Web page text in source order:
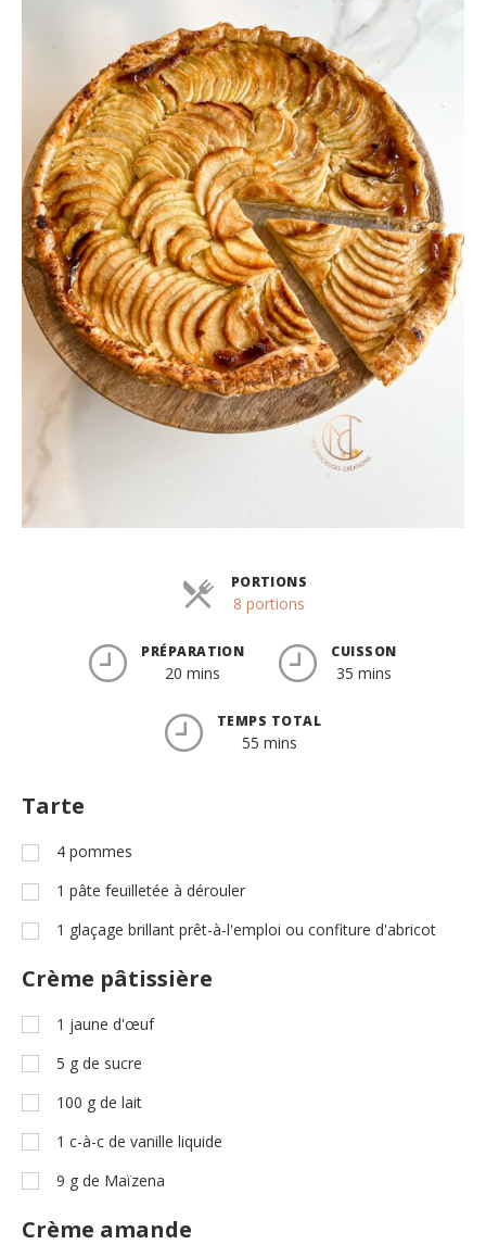
PORTIONS
8 portions
PRÉPARATION
20 mins
CUISSON
35 mins
TEMPS TOTAL
55 mins
Tarte
4 pommes
1 pâte feuilletée à dérouler
1 glaçage brillant prêt-à-l'emploi ou confiture d'abricot
Crème pâtissière
1 jaune d'œuf
5 g de sucre
100 g de lait
1 c-à-c de vanille liquide
9 g de Maïzena
Crème amande